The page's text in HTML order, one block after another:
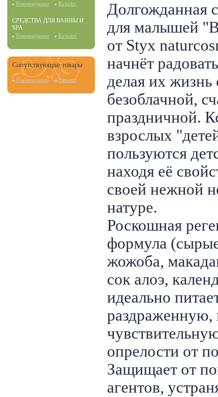
Рекомендации Каталог
СРЕДСТВА ДЛЯ ВАННЫ И
SPA
Рекомендации Каталог
Сопутствующие товары
Рекомендации Каталог
Долгожданная
для малышей
от Styx
начнёт
делая их жизнь
безоблачной,
праздничной.
взрослых
пользуются
находя её
своей нежной
натуре.
Роскошная
формула
жожоба,
сок алоэ,
идеально
опрелости от
Защищает от
агентов,